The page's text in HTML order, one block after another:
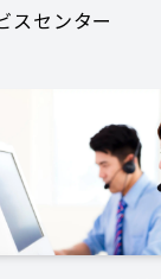
スセンター